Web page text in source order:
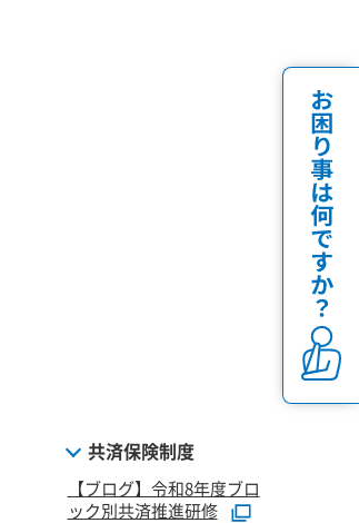
共済保険制度
【ブログ】令和8年度ブロ
ック別共済推進研修